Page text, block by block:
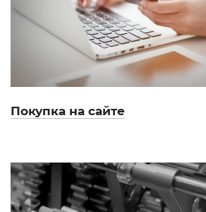
Покупка на сайте